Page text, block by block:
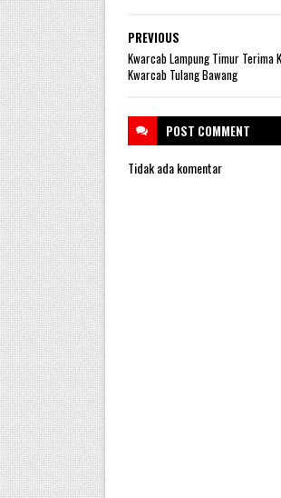
PREVIOUS
Kwarcab Lampung Timur Terima
Kwarcab Tulang Bawang
POST COMMENT
Tidak ada komentar